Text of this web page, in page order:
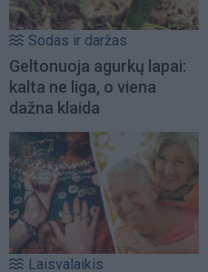
Sodas ir daržas
Geltonuoja agurkų lapai:
kalta ne liga, o viena
dažna klaida
Laisvalaikis